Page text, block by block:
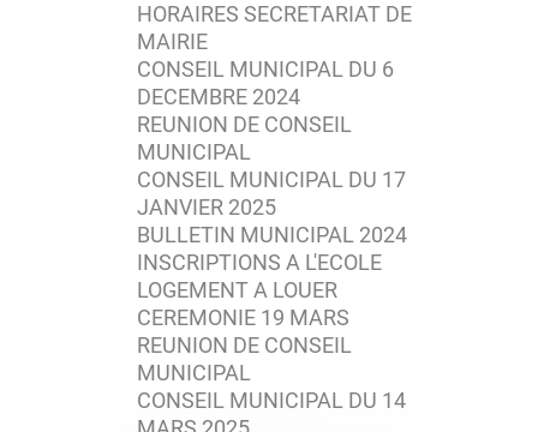
HORAIRES SECRETARIAT DE
MAIRIE
CONSEIL MUNICIPAL DU 6
DECEMBRE 2024
REUNION DE CONSEIL
MUNICIPAL
CONSEIL MUNICIPAL DU 17
JANVIER 2025
BULLETIN MUNICIPAL 2024
INSCRIPTIONS A L'ECOLE
LOGEMENT A LOUER
CEREMONIE 19 MARS
REUNION DE CONSEIL
MUNICIPAL
CONSEIL MUNICIPAL DU 14